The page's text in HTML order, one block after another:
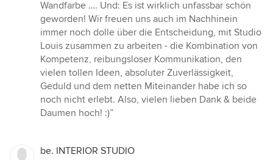
Wandfarbe …. Und: Es ist wirklich unfassbar schön
geworden! Wir freuen uns auch im Nachhinein
immer noch dolle über die Entscheidung, mit Studio
Louis zusammen zu arbeiten - die Kombination von
Kompetenz, reibungsloser Kommunikation, den
vielen tollen Ideen, absoluter Zuverlässigkeit,
Geduld und dem netten Miteinander habe ich so
noch nicht erlebt. Also, vielen lieben Dank & beide
Daumen hoch! :)”
be. INTERIOR STUDIO